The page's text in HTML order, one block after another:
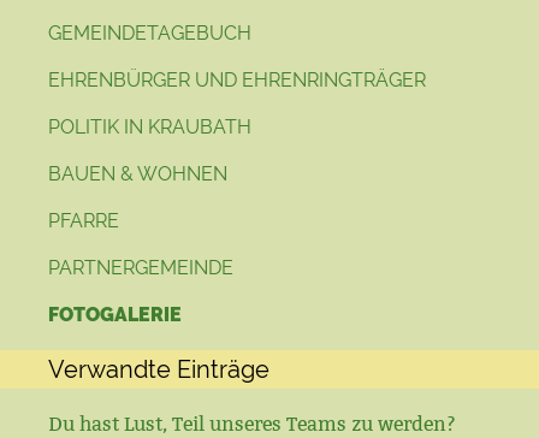
GEMEINDETAGEBUCH
EHRENBÜRGER UND EHRENRINGTRÄGER
POLITIK IN KRAUBATH
BAUEN & WOHNEN
PFARRE
PARTNERGEMEINDE
FOTOGALERIE
Verwandte Einträge
Du hast Lust, Teil unseres Teams zu werden?